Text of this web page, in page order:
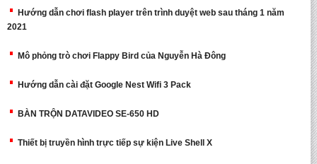
Hướng dẫn chơi flash player trên trình duyệt web sau tháng 1 năm
2021
Mô phỏng trò chơi Flappy Bird của Nguyễn Hà Đông
Hướng dẫn cài đặt Google Nest Wifi 3 Pack
BÀN TRỘN DATAVIDEO SE-650 HD
Thiết bị truyền hình trực tiếp sự kiện Live Shell X